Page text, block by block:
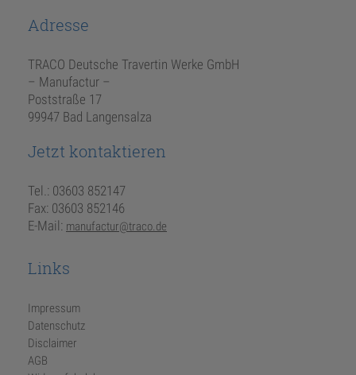
Adresse
TRACO Deutsche Travertin Werke GmbH
– Manufactur –
Poststraße 17
99947 Bad Langensalza
Jetzt kontaktieren
Tel.: 03603 852147
Fax: 03603 852146
E-Mail: manufactur@traco.de
Links
Impressum
Datenschutz
Disclaimer
AGB